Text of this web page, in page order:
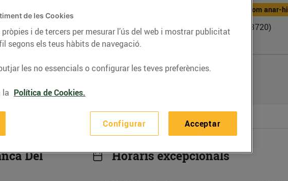
una gran varietat de
necessitats: productes
per emportar, productes
Com anar-hi
Av. Tarragona, 132-142 (08720)
Vilafranca del Penedès
Telèfon
Del
Horaris excepcionals
de les Cookies
i de tercers per mesurar l’ús del web i mostrar publicitat
segons els teus hàbits de navegació.
les no essencials o configurar les teves preferències.
la Política de Cookies.
Configurar Acceptar